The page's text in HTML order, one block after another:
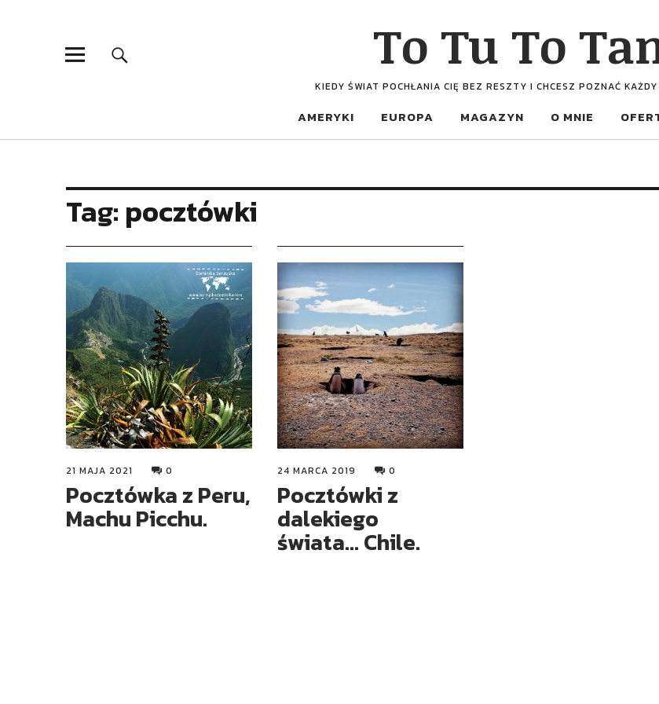
To Tu To
KIEDY ŚWIAT POCHŁANIA CIĘ BEZ RESZTY I CHCESZ POZNAĆ
AMERYKI EUROPA MAGAZYN O MNIE
Tag: pocztówki
21 MAJA 2021 0
Pocztówka z Peru,
Machu Picchu.
24 MARCA 2019 0
Pocztówki z
dalekiego
świata… Chile.